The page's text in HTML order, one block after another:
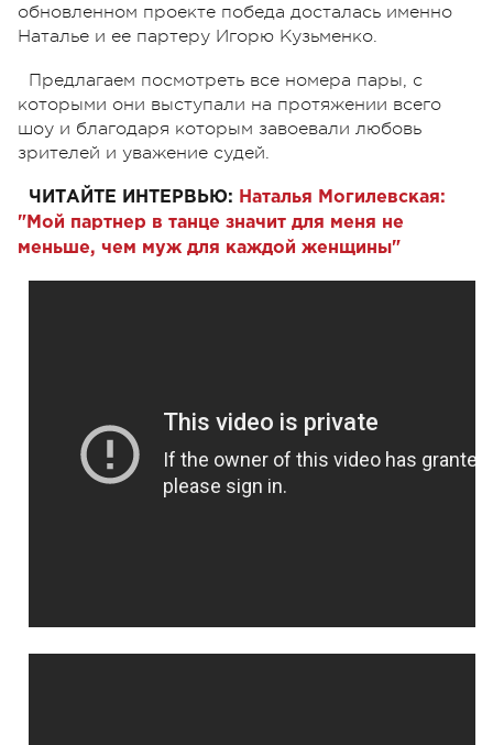
обновленном проекте победа досталась именно
Наталье и ее партеру Игорю Кузьменко.
Предлагаем посмотреть все номера пары, с
которыми они выступали на протяжении всего
шоу и благодаря которым завоевали любовь
зрителей и уважение судей.
ЧИТАЙТЕ ИНТЕРВЬЮ: Наталья Могилевская:
"Мой партнер в танце значит для меня не
меньше, чем муж для каждой женщины"